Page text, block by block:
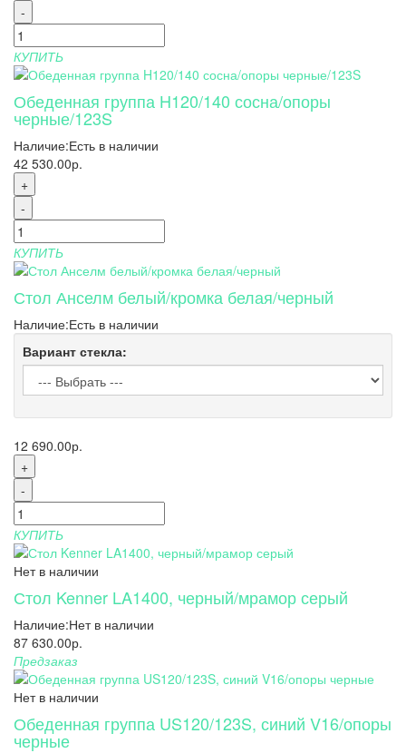
-
КУПИТЬ
Обеденная группа H120/140 сосна/опоры
черные/123S
Наличие:Есть в наличии
42 530.00р.
+
-
КУПИТЬ
Стол Анселм белый/кромка белая/черный
Наличие:Есть в наличии
Вариант стекла:
12 690.00р.
+
-
КУПИТЬ
Нет в наличии
Стол Kenner LA1400, черный/мрамор серый
Наличие:Нет в наличии
87 630.00р.
Предзаказ
Нет в наличии
Обеденная группа US120/123S, синий V16/опоры
черные